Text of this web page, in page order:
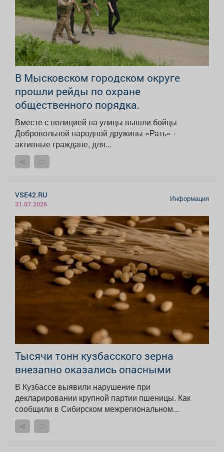
В Мысковском городском округе
прошли рейды по охране
общественного порядка.
Вместе с полицией на улицы вышли бойцы
Добровольной народной дружины «Рать» -
активные граждане, для...
VSE42.RU
31.07.2026
Информация
Тысячи тонн кузбасского зерна
внезапно оказались опасными
В Кузбассе выявили нарушение при
декларировании крупной партии пшеницы. Как
сообщили в Сибирском межрегиональном...